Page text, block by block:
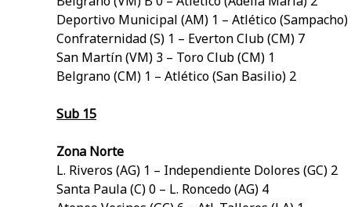
Deportivo Municipal (AM) 1 – Atlético (Sampacho)
Confraternidad (S) 1 – Everton Club (CM) 7
San Martín (VM) 3 – Toro Club (CM) 1
Belgrano (CM) 1 – Atlético (San Basilio) 2
Sub 15
Zona Norte
L. Riveros (AG) 1 – Independiente Dolores (GC) 2
Santa Paula (C) 0 – L. Roncedo (AG) 4